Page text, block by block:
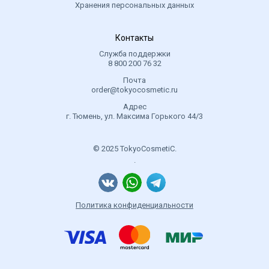
Хранения персональных данных
Контакты
Служба поддержки
8 800 200 76 32
Почта
order@tokyocosmetic.ru
Адрес
г. Тюмень, ул. Максима Горького 44/3
© 2025 TokyoCosmetiC.
.
Политика конфиденциальности